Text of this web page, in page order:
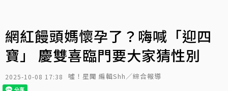
網紅饅頭媽懷孕了？嗨喊「迎四
寶」 慶雙喜臨門要大家猜性別
2025-10-08 17:38 噓！星聞 編輯Shh／綜合報導